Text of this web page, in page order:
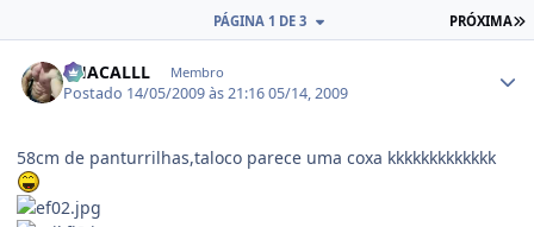
PRÓXIMA
PÁGINA 1 DE 3
CHACALLL Membro
Postado 14/05/2009 às 21:1605/14, 2009
58cm de panturrilhas,taloco parece uma coxa kkkkkkkkkkkkk